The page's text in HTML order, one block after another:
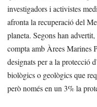
investigadors i activistes
afronta la recuperació del
planeta. Segons han
compta amb Àrees Marines
designats per a la protecció
biològics o geològics que
però només en un 3% la